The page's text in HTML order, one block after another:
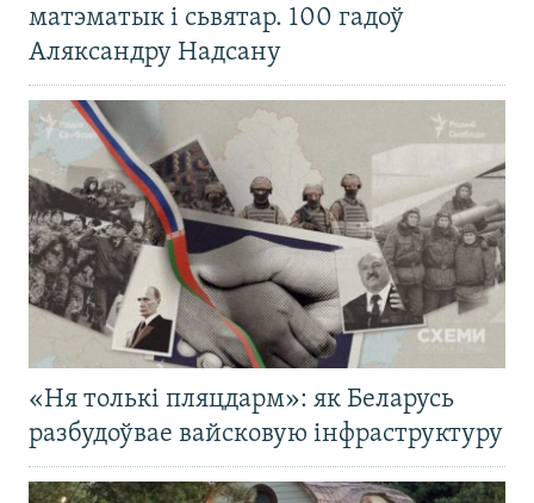
матэматык і сьвятар. 100 гадоў
Аляксандру Надсану
«Ня толькі пляцдарм»: як Беларусь
разбудоўвае вайсковую інфраструктуру